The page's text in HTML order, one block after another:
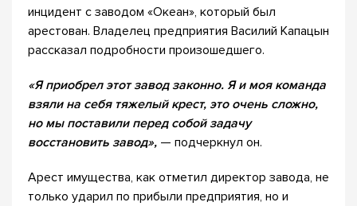
инцидент с заводом «Океан», который был
арестован. Владелец предприятия Василий Капацын
рассказал подробности произошедшего.
«Я приобрел этот завод законно. Я и моя команда
взяли на себя тяжелый крест, это очень сложно,
но мы поставили перед собой задачу
восстановить завод», — подчеркнул он.
Арест имущества, как отметил директор завода, не
только ударил по прибыли предприятия, но и